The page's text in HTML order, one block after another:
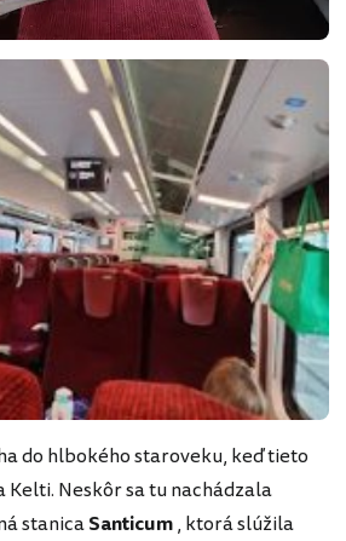
do hlbokého staroveku, keď tieto
Neskôr sa tu nachádzala
stanicaSanticum, ktorá slúžila